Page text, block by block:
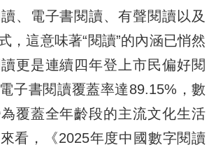
、電子書閱讀、有聲閱讀以及
，這意味著“閱讀”的內涵已悄然
更是連續四年登上市民偏好閱
子書閱讀覆蓋率達89.15%，數
覆蓋全年齡段的主流文化生活
看，《2025年度中國數字閱讀